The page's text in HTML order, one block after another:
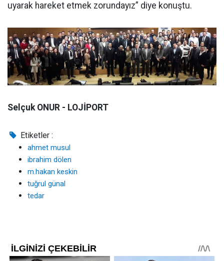
uyarak hareket etmek zorundayız” diye konuştu.
Selçuk ONUR - LOJİPORT
Etiketler :
ahmet musul
ibrahim dölen
m.hakan keskin
tuğrul günal
tedar